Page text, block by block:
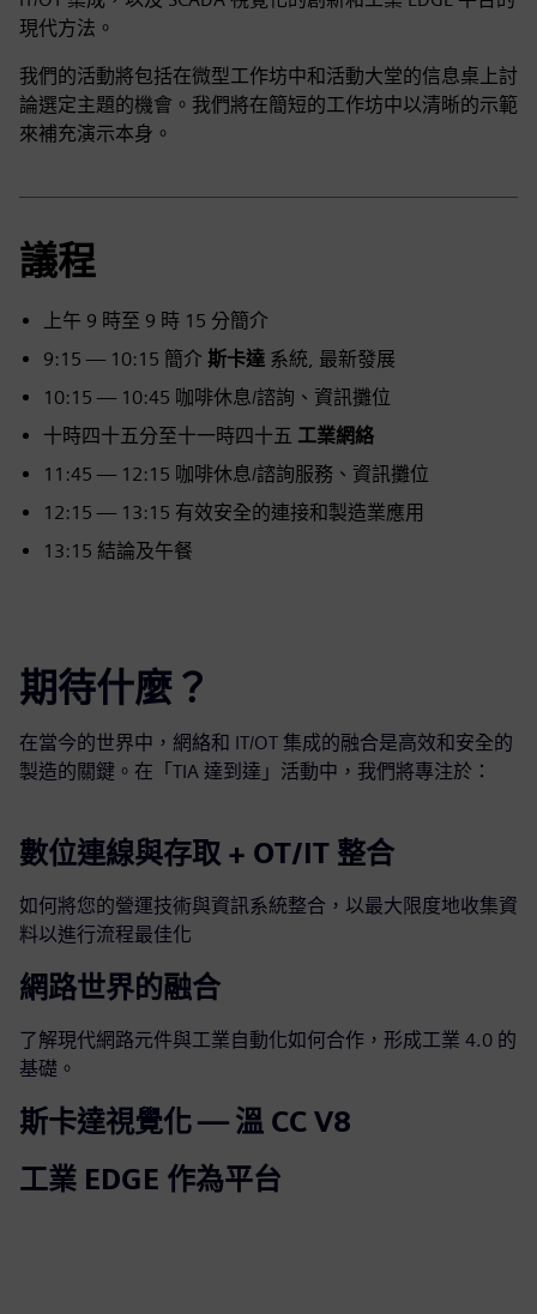
現代方法。
我們的活動將包括在微型工作坊中和活動大堂的信息桌上討
論選定主題的機會。我們將在簡短的工作坊中以清晰的示範
來補充演示本身。
議程
上午 9 時至 9 時 15 分簡介
9:15 — 10:15 簡介 斯卡達 系統, 最新發展
10:15 — 10:45 咖啡休息/諮詢、資訊攤位
十時四十五分至十一時四十五 工業網絡
11:45 — 12:15 咖啡休息/諮詢服務、資訊攤位
12:15 — 13:15 有效安全的連接和製造業應用
13:15 結論及午餐
期待什麼？
在當今的世界中，網絡和 IT/OT 集成的融合是高效和安全的
製造的關鍵。在「TIA 達到達」活動中，我們將專注於：
數位連線與存取 + OT/IT 整合
如何將您的營運技術與資訊系統整合，以最大限度地收集資
料以進行流程最佳化
網路世界的融合
了解現代網路元件與工業自動化如何合作，形成工業 4.0 的
基礎。
斯卡達視覺化 — 溫 CC V8
工業 EDGE 作為平台